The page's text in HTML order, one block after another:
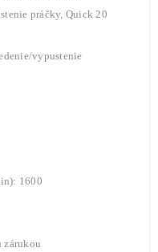
práčky, Quick 20
vypustenie
1600
zárukou